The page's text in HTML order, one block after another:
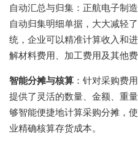
自动汇总与归集：正航电子制
自动归集明细单据，大大减轻
统，企业可以精准计算收入和
解材料费用、加工费用及其他
智能分摊与核算 ：针对采购费
提供了灵活的数量、金额、重
够智能便捷地计算采购分摊，
业精确核算存货成本。